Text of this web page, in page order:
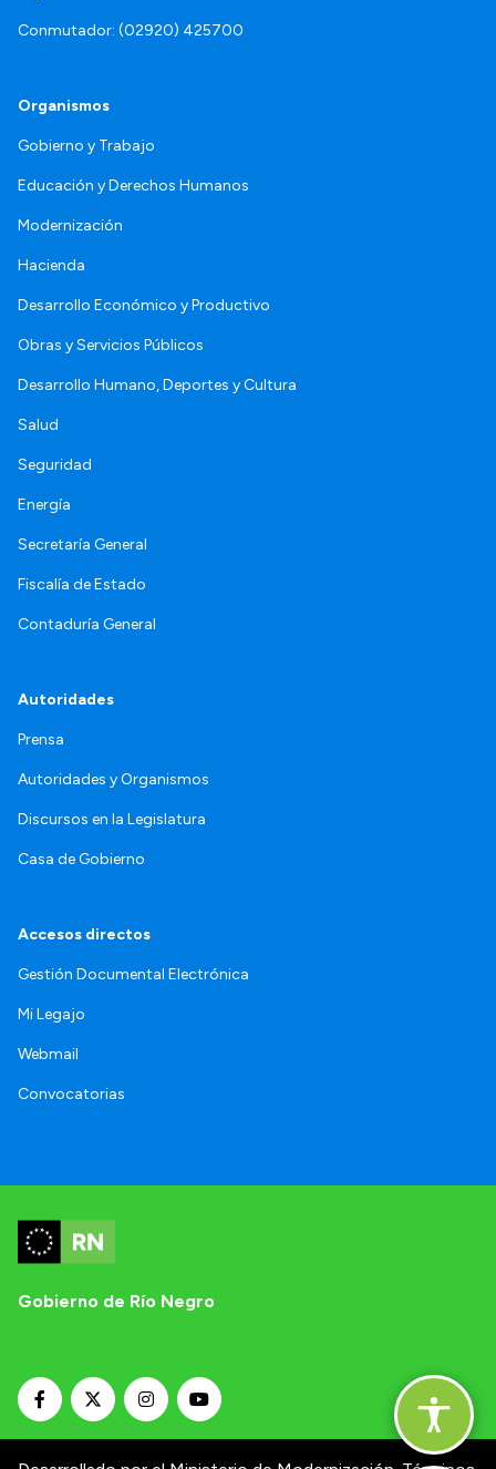
Conmutador: (02920) 425700
Organismos
Gobierno y Trabajo
Educación y Derechos Humanos
Modernización
Hacienda
Desarrollo Económico y Productivo
Obras y Servicios Públicos
Desarrollo Humano, Deportes y Cultura
Salud
Seguridad
Energía
Secretaría General
Fiscalía de Estado
Contaduría General
Autoridades
Prensa
Autoridades y Organismos
Discursos en la Legislatura
Casa de Gobierno
Accesos directos
Gestión Documental Electrónica
Mi Legajo
Webmail
Convocatorias
Gobierno de Río Negro